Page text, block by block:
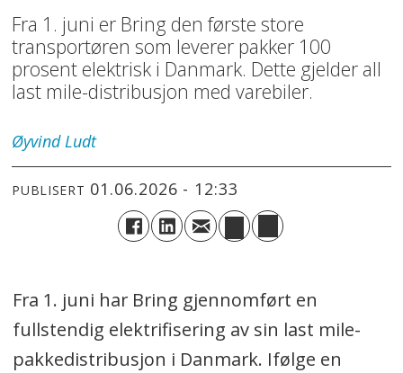
Fra 1. juni er Bring den første store
transportøren som leverer pakker 100
prosent elektrisk i Danmark. Dette gjelder all
last mile-distribusjon med varebiler.
Øyvind Ludt
PUBLISERT 01.06.2026 - 12:33
Fra 1. juni har Bring gjennomført en
fullstendig elektrifisering av sin last mile-
pakkedistribusjon i Danmark. Ifølge en